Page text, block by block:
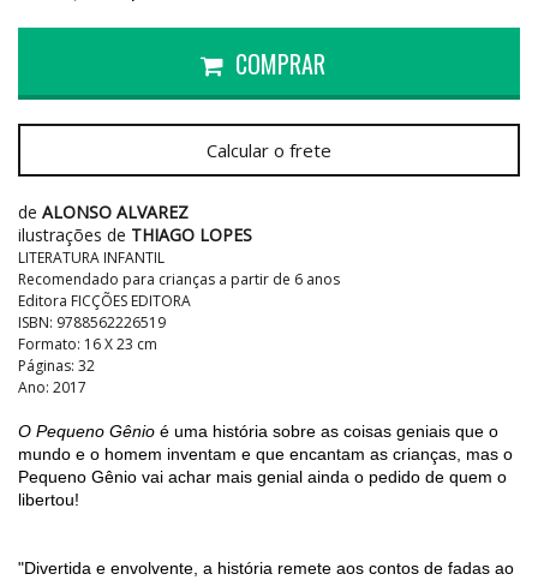
COMPRAR
Calcular o frete
de ALONSO ALVAREZ
ilustrações de THIAGO LOPES
LITERATURA INFANTIL
Recomendado para crianças a partir de 6 anos
Editora FICÇÕES EDITORA
ISBN: 9788562226519
Formato: 16 X 23 cm
Páginas: 32
Ano: 2017
O Pequeno Gênio é uma história sobre as coisas geniais que o
mundo e o homem inventam e que encantam as crianças, mas o
Pequeno Gênio vai achar mais genial ainda o pedido de quem o
libertou!
"Divertida e envolvente, a história remete aos contos de fadas ao